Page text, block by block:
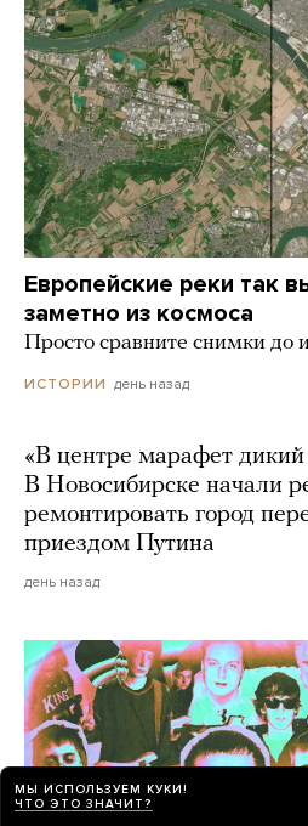
Европейские реки так
заметно из космоса
Просто сравните снимки до
ИСТОРИИ день назад
«В центре марафет дикий
В Новосибирске начали
ремонтировать город
приездом Путина
день назад
МЫ ИСПОЛЬЗУЕМ КУКИ!
ЧТО ЭТО ЗНАЧИТ?